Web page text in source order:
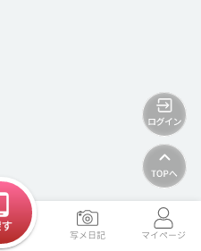
写メ日記 マイページ